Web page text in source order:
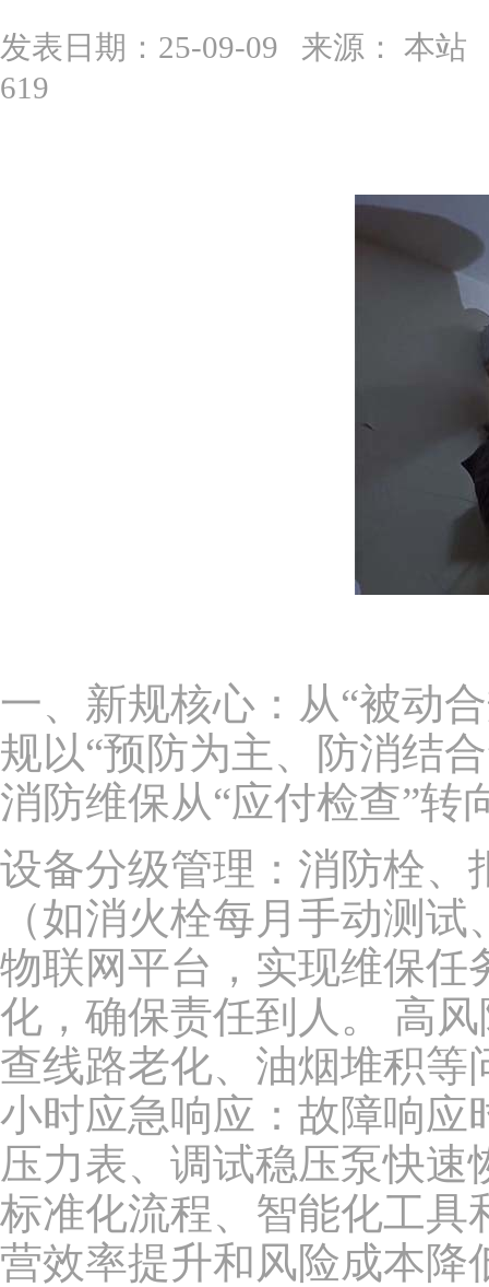
发表日期：25-09-09 来源： 本
619
一、新规核心：从“被动
规以“预防为主、防消结
消防维保从“应付检查”转
设备分级管理：消防栓、
（如消火栓每月手动测
物联网平台，实现维保任
化，确保责任到人。 高
查线路老化、油烟堆积等
小时应急响应：故障响应
压力表、调试稳压泵快
标准化流程、智能化工具
营效率提升和风险成本降